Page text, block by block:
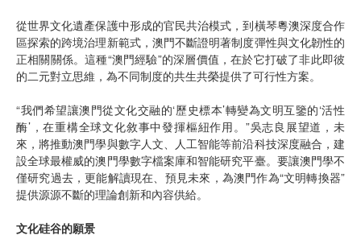
從世界文化遺產保護中形成的官民共治模式，到橫琴粵澳深度合作
區探索的跨境治理新範式，澳門不斷證明著制度彈性與文化韌性的
正相關關係。這種“澳門經驗”的深層價值，在於它打破了非此即彼
的二元對立思維，為不同制度的共生共榮提供了可行性方案。
“我們希望讓澳門從文化交融的‘歷史標本’轉變為文明互鑒的‘活性
酶’，在重構全球文化敘事中發揮樞紐作用。”吳志良展望道，未
來，將推動澳門學與數字人文、人工智能等前沿科技深度融合，建
設全球最權威的澳門學數字檔案庫和智能研究平臺。要讓澳門學不
僅研究過去，更能解讀現在、預見未來，為澳門作為“文明轉換器”
提供源源不斷的理論創新和內容供給。
文化硅谷的願景